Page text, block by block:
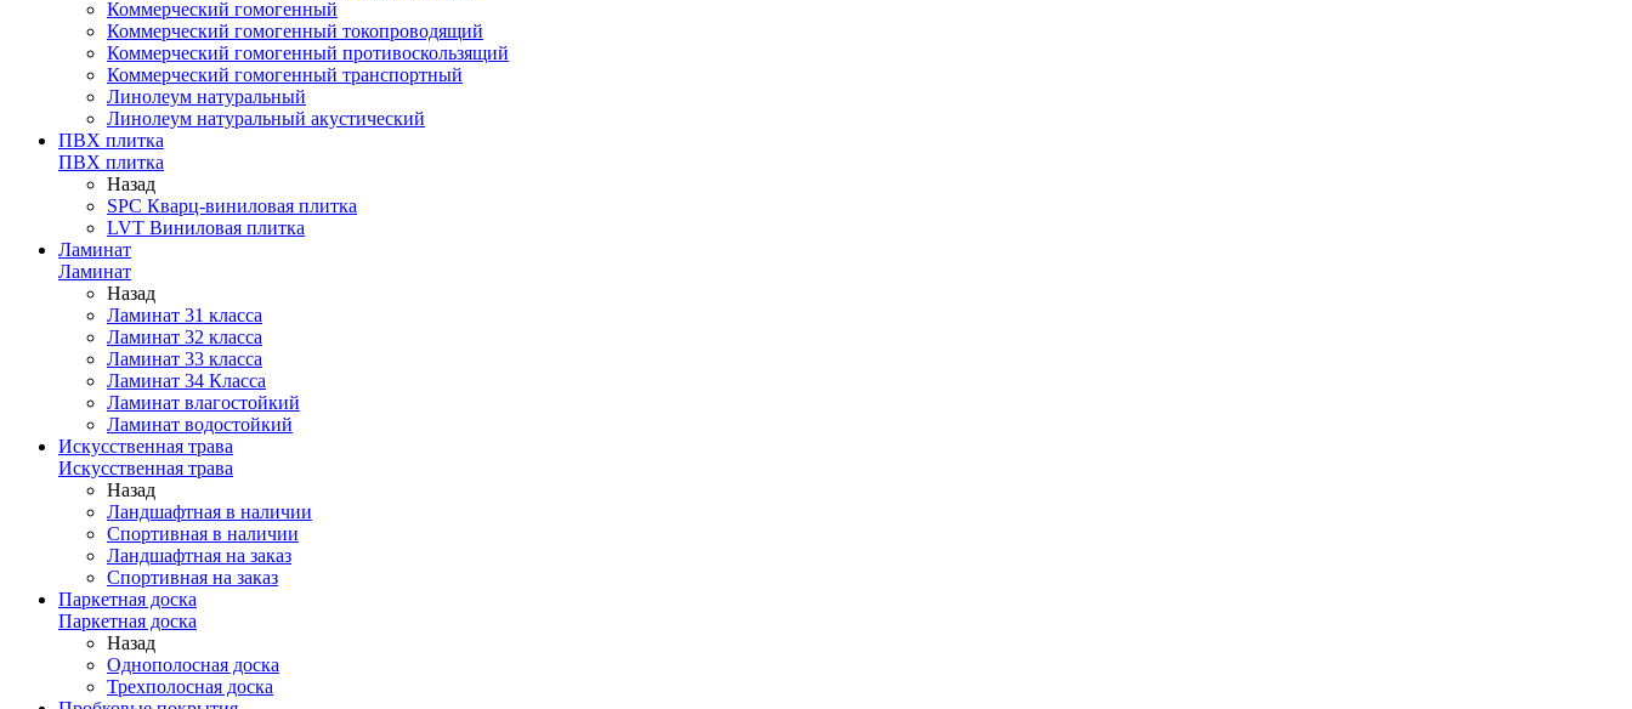
Коммерческий гомогенный
Коммерческий гомогенный токопроводящий
Коммерческий гомогенный противоскользящий
Коммерческий гомогенный транспортный
Линолеум натуральный
Линолеум натуральный акустический
ПВХ плитка
ПВХ плитка
Назад
SPC Кварц-виниловая плитка
LVT Виниловая плитка
Ламинат
Ламинат
Назад
Ламинат 31 класса
Ламинат 32 класса
Ламинат 33 класса
Ламинат 34 Класса
Ламинат влагостойкий
Ламинат водостойкий
Искусственная трава
Искусственная трава
Назад
Ландшафтная в наличии
Спортивная в наличии
Ландшафтная на заказ
Спортивная на заказ
Паркетная доска
Паркетная доска
Назад
Однополосная доска
Трехполосная доска